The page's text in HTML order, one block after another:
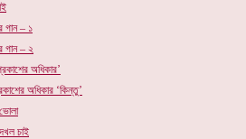
গান – ১
গান – ২
অধিকার’
অধিকার ‘কিন্তু’
চাই